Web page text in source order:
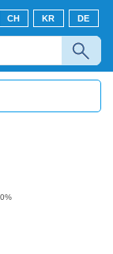
CH KR DE